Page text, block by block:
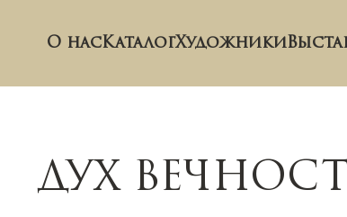
О насКаталогХудожники
ДУХ